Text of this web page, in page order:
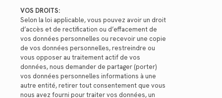
VOS DROITS:
Selon la loi applicable, vous pouvez avoir un droit
d’accès et de rectification ou d’effacement de
vos données personnelles ou recevoir une copie
de vos données personnelles, restreindre ou
vous opposer au traitement actif de vos
données, nous demander de partager (porter)
vos données personnelles informations à une
autre entité, retirer tout consentement que vous
nous avez fourni pour traiter vos données, un